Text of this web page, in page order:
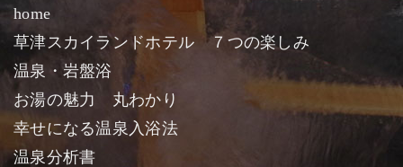
home
草津スカイランドホテル ７つの楽しみ
温泉・岩盤浴
お湯の魅力 丸わかり
幸せになる温泉入浴法
温泉分析書